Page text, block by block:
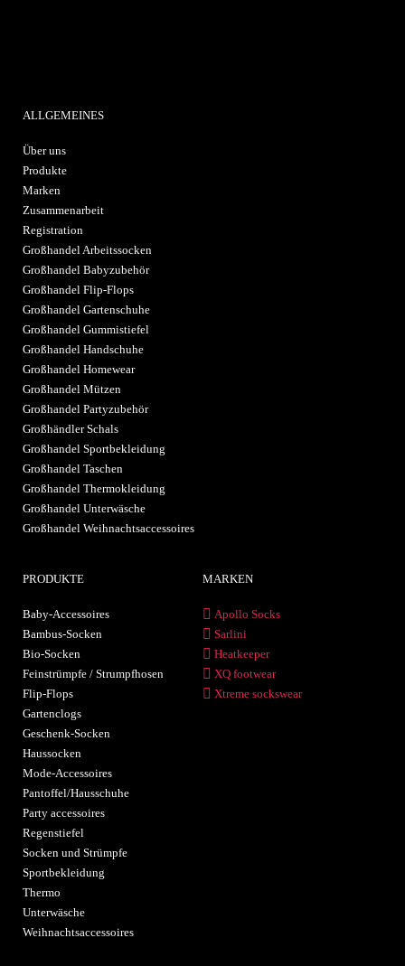
ALLGEMEINES
Über uns
Produkte
Marken
Zusammenarbeit
Registration
Großhandel Arbeitssocken
Großhandel Babyzubehör
Großhandel Flip-Flops
Großhandel Gartenschuhe
Großhandel Gummistiefel
Großhandel Handschuhe
Großhandel Homewear
Großhandel Mützen
Großhandel Partyzubehör
Großhändler Schals
Großhandel Sportbekleidung
Großhandel Taschen
Großhandel Thermokleidung
Großhandel Unterwäsche
Großhandel Weihnachtsaccessoires
PRODUKTE
Baby-Accessoires
Bambus-Socken
Bio-Socken
Feinstrümpfe / Strumpfhosen
Flip-Flops
Gartenclogs
Geschenk-Socken
Haussocken
Mode-Accessoires
Pantoffel/Hausschuhe
Party accessoires
Regenstiefel
Socken und Strümpfe
Sportbekleidung
Thermo
Unterwäsche
Weihnachtsaccessoires
MARKEN
Apollo Socks
Sarlini
Heatkeeper
XQ footwear
Xtreme sockswear